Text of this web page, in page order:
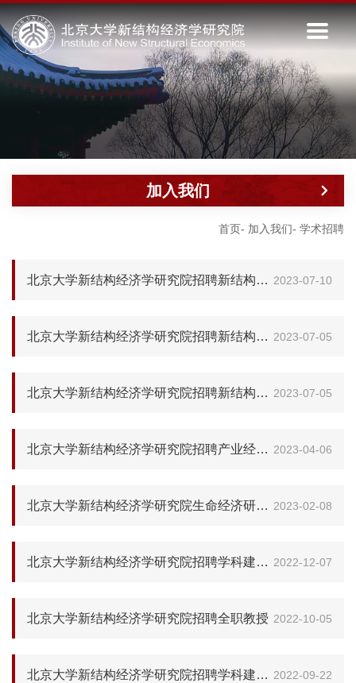
首页- 加入我们- 学术招聘
加入我们
2023-07-10
北京大学新结构经济学研究院招聘新结构政治经济学学科建设博士后
2023-07-05
北京大学新结构经济学研究院招聘新结构国际经济学学科建设博士后
2023-07-05
北京大学新结构经济学研究院招聘新结构城市和区域经济学学科建设博士后
2023-04-06
北京大学新结构经济学研究院招聘产业经济学教研室研究专员
2023-02-08
北京大学新结构经济学研究院生命经济研究项目组招聘博士后研究员与研究专员
2022-12-07
北京大学新结构经济学研究院招聘学科建设博士后
2022-10-05
北京大学新结构经济学研究院招聘全职教授
2022-09-22
北京大学新结构经济学研究院招聘学科建设博士后